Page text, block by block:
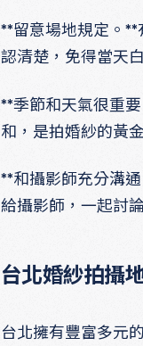
**留意場地規定。
認清楚，免得當天
**季節和天氣很重
和，是拍婚紗的黃
**和攝影師充分溝
給攝影師，一起討
台北婚紗拍攝
台北擁有豐富多元